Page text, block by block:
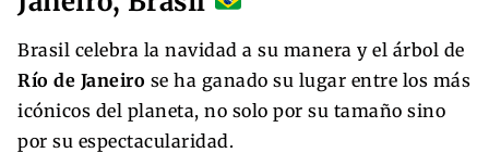
Brasil celebra la navidad a su manera y el árbol de
Río de Janeiro se ha ganado su lugar entre los más
icónicos del planeta, no solo por su tamaño sino
por su espectacularidad.